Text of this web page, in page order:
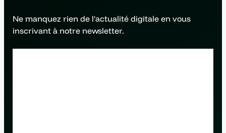
Ne manquez rien de l'actualité digitale en vous
inscrivant à notre newsletter.